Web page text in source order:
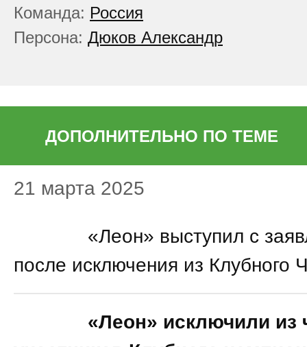
Команда: Россия
Персона: Дюков Александр
ДОПОЛНИТЕЛЬНО ПО ТЕМЕ
21 марта 2025
«Леон» выступил с
после исключения из Клубного
«Леон» исключили из